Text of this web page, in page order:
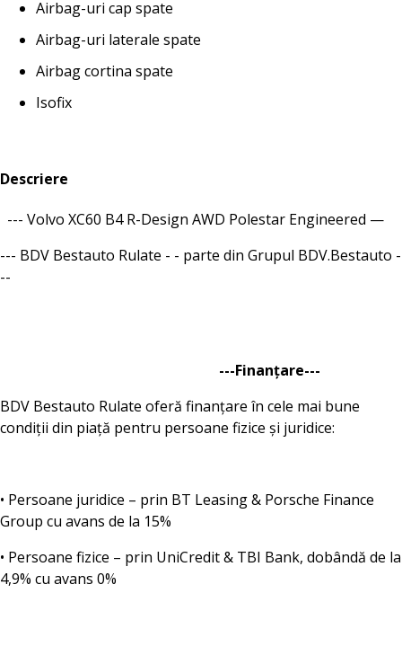
Airbag-uri cap spate
Airbag-uri laterale spate
Airbag cortina spate
Isofix
Descriere
--- Volvo XC60 B4 R-Design AWD Polestar Engineered —
--- BDV Bestauto Rulate - - parte din Grupul BDV.Bestauto -
--
---Finanțare---
BDV Bestauto Rulate oferă finanțare în cele mai bune
condiții din piață pentru persoane fizice și juridice:
• Persoane juridice – prin BT Leasing & Porsche Finance
Group cu avans de la 15%
• Persoane fizice – prin UniCredit & TBI Bank, dobândă de la
4,9% cu avans 0%